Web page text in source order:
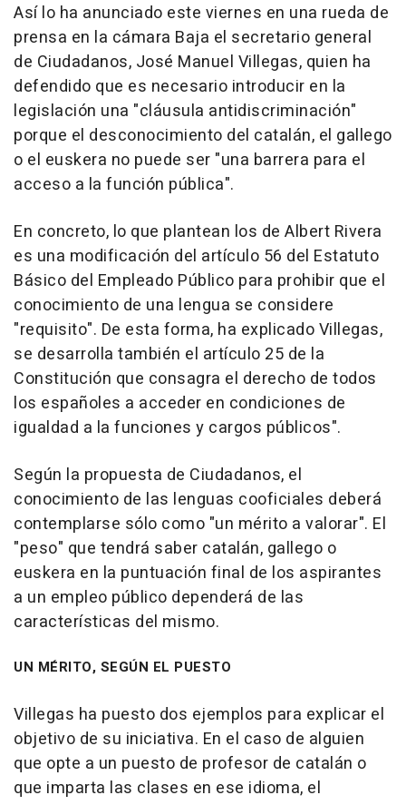
Así lo ha anunciado este viernes en una rueda de
prensa en la cámara Baja el secretario general
de Ciudadanos, José Manuel Villegas, quien ha
defendido que es necesario introducir en la
legislación una "cláusula antidiscriminación"
porque el desconocimiento del catalán, el gallego
o el euskera no puede ser "una barrera para el
acceso a la función pública".
En concreto, lo que plantean los de Albert Rivera
es una modificación del artículo 56 del Estatuto
Básico del Empleado Público para prohibir que el
conocimiento de una lengua se considere
"requisito". De esta forma, ha explicado Villegas,
se desarrolla también el artículo 25 de la
Constitución que consagra el derecho de todos
los españoles a acceder en condiciones de
igualdad a la funciones y cargos públicos".
Según la propuesta de Ciudadanos, el
conocimiento de las lenguas cooficiales deberá
contemplarse sólo como "un mérito a valorar". El
"peso" que tendrá saber catalán, gallego o
euskera en la puntuación final de los aspirantes
a un empleo público dependerá de las
características del mismo.
UN MÉRITO, SEGÚN EL PUESTO
Villegas ha puesto dos ejemplos para explicar el
objetivo de su iniciativa. En el caso de alguien
que opte a un puesto de profesor de catalán o
que imparta las clases en ese idioma, el